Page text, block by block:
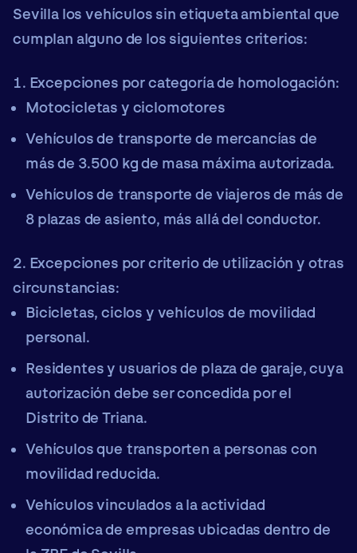
Sevilla los vehículos sin etiqueta ambiental que
cumplan alguno de los siguientes criterios:
Excepciones por categoría de homologación:
Motocicletas y ciclomotores
Vehículos de transporte de mercancías de
más de 3.500 kg de masa máxima autorizada.
Vehículos de transporte de viajeros de más de
8 plazas de asiento, más allá del conductor.
Excepciones por criterio de utilización y otras
circunstancias:
Bicicletas, ciclos y vehículos de movilidad
personal.
Residentes y usuarios de plaza de garaje, cuya
autorización debe ser concedida por el
Distrito de Triana.
Vehículos que transporten a personas con
movilidad reducida.
Vehículos vinculados a la actividad
económica de empresas ubicadas dentro de